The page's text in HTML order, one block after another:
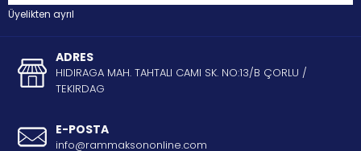
Üyelikten ayrıl
ADRES
HIDIRAGA MAH. TAHTALI CAMI SK. NO:13/B ÇORLU /
TEKIRDAG
E-POSTA
info@rammaksononline.com